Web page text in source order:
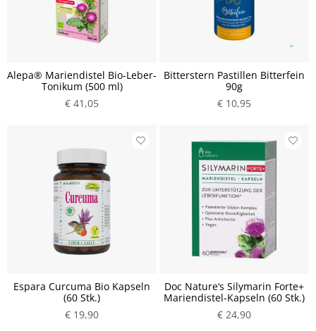
Alepa® Mariendistel Bio-Leber-
Tonikum (500 ml)
€ 41,05
Bitterstern Pastillen Bitterfein
90g
€ 10,95
Espara Curcuma Bio Kapseln
(60 Stk.)
€ 19,90
Doc Nature‘s Silymarin Forte+
Mariendistel-Kapseln (60 Stk.)
€ 24,90